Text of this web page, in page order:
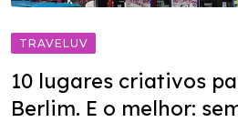
TRAVELUV
10 lugares criativos
Berlim. E o melhor: